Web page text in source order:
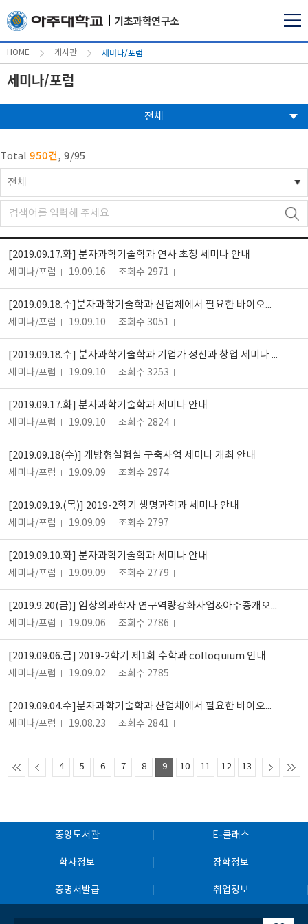
기초과학연구소
HOME 게시판 세미나/포럼
세미나/포럼
전체
Total 950건, 9/95
전체
[2019.09.17.화] 분자과학기술학과 연사 초청 세미나 안내
세미나/포럼 19.09.16 조회수 2971
[2019.09.18.수]분자과학기술학과 산업체에서 필요한 바이오헬스연구 세미나 안내
세미나/포럼 19.09.10 조회수 3051
[2019.09.18.수] 분자과학기술학과 기업가 정신과 창업 세미나 안내
세미나/포럼 19.09.10 조회수 3253
[2019.09.17.화] 분자과학기술학과 세미나 안내
세미나/포럼 19.09.10 조회수 2824
[2019.09.18(수)] 개방형실험실 구축사업 세미나 개최 안내
세미나/포럼 19.09.09 조회수 2974
[2019.09.19.(목)] 2019-2학기 생명과학과 세미나 안내
세미나/포럼 19.09.09 조회수 2797
[2019.09.10.화] 분자과학기술학과 세미나 안내
세미나/포럼 19.09.09 조회수 2779
[2019.9.20(금)] 임상의과학자 연구역량강화사업&아주중개오믹스센터 "기술자문DAY" 개최 안내
세미나/포럼 19.09.06 조회수 2786
[2019.09.06.금] 2019-2학기 제1회 수학과 colloquium 안내
세미나/포럼 19.09.02 조회수 2785
[2019.09.04.수]분자과학기술학과 산업체에서 필요한 바이오헬스연구 세미나 안내
세미나/포럼 19.08.23 조회수 2841
4 5 6 7 8 9 10 11 12 13
중앙도서관 E-클래스
학사정보 장학정보
증명서발급 취업정보